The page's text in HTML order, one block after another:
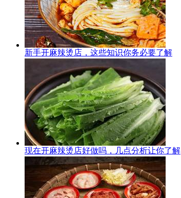
新手开麻辣烫店，这些知识你务必要了解
现在开麻辣烫店好做吗，几点分析让你了解